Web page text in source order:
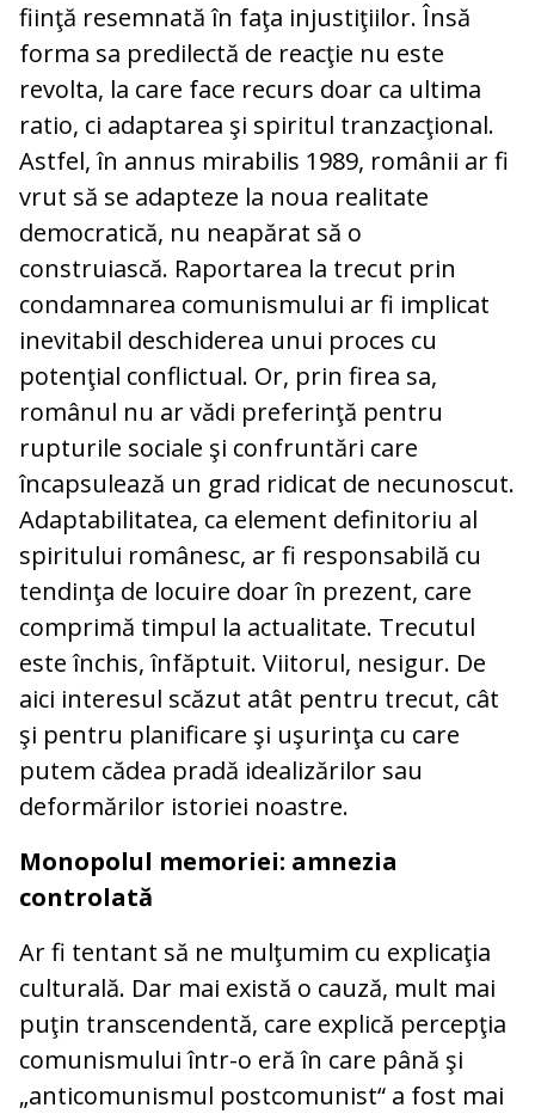
fiinţă resemnată în faţa injustiţiilor. Însă
forma sa predilectă de reacţie nu este
revolta, la care face recurs doar ca ultima
ratio, ci adaptarea şi spiritul tranzacţional.
Astfel, în annus mirabilis 1989, românii ar fi
vrut să se adapteze la noua realitate
democratică, nu neapărat să o
construiască. Raportarea la trecut prin
condamnarea comunismului ar fi implicat
inevitabil deschiderea unui proces cu
potenţial conflictual. Or, prin firea sa,
românul nu ar vădi preferinţă pentru
rupturile sociale şi confruntări care
încapsulează un grad ridicat de necunoscut.
Adaptabilitatea, ca element definitoriu al
spiritului românesc, ar fi responsabilă cu
tendinţa de locuire doar în prezent, care
comprimă timpul la actualitate. Trecutul
este închis, înfăptuit. Viitorul, nesigur. De
aici interesul scăzut atât pentru trecut, cât
şi pentru planificare şi uşurinţa cu care
putem cădea pradă idealizărilor sau
deformărilor istoriei noastre.
Monopolul memoriei: amnezia
controlată
Ar fi tentant să ne mulţumim cu explicaţia
culturală. Dar mai există o cauză, mult mai
puţin transcendentă, care explică percepţia
comunismului într-o eră în care până şi
„anticomunismul postcomunist“ a fost mai